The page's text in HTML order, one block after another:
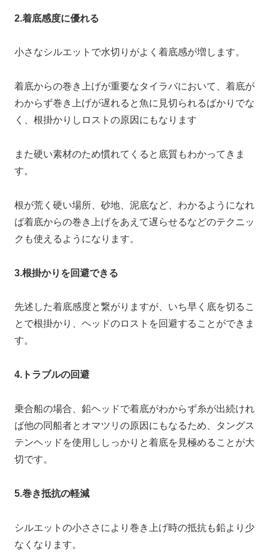
2.着底感度に優れる
小さなシルエットで水切りがよく着底感が増します。
着底からの巻き上げが重要なタイラバにおいて、着底が
わからず巻き上げが遅れると魚に見切られるばかりでな
く、根掛かりしロストの原因にもなります
また硬い素材のため慣れてくると底質もわかってきま
す。
根が荒く硬い場所、砂地、泥底など、わかるようになれ
ば着底からの巻き上げをあえて遅らせるなどのテクニッ
クも使えるようになります。
3.根掛かりを回避できる
先述した着底感度と繋がりますが、いち早く底を切るこ
とで根掛かり、ヘッドのロストを回避することができま
す。
4.トラブルの回避
乗合船の場合、鉛ヘッドで着底がわからず糸が出続けれ
ば他の同船者とオマツリの原因にもなるため、タングス
テンヘッドを使用ししっかりと着底を見極めることが大
切です。
5.巻き抵抗の軽減
シルエットの小ささにより巻き上げ時の抵抗も鉛より少
なくなります。